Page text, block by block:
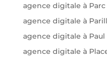
agence digitale à
agence digitale à
agence digitale à
agence digitale à